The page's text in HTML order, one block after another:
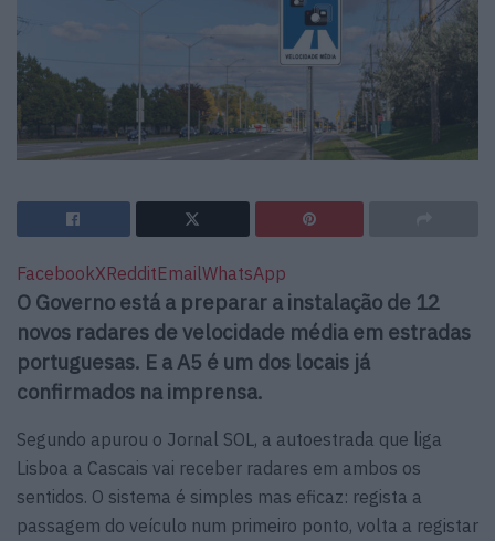
FacebookXRedditEmailWhatsApp
O Governo está a preparar a instalação de 12
novos radares de velocidade média em estradas
portuguesas. E a A5 é um dos locais já
confirmados na imprensa.
Segundo apurou o Jornal SOL, a autoestrada que liga
Lisboa a Cascais vai receber radares em ambos os
sentidos. O sistema é simples mas eficaz: regista a
passagem do veículo num primeiro ponto, volta a registar